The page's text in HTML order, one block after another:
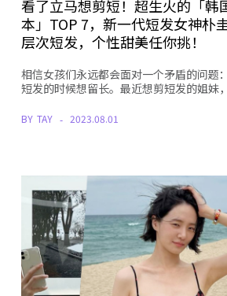
看了立马想剪短！超生火的「韩
本」TOP 7，新一代短发女神朴
层次短发，个性甜美任你挑！
相信女孩们永远都会面对一个矛盾的问题
短发的时候想留长。最近想剪短发的姐妹
BY TAY 2023.08.01